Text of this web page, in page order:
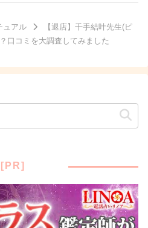
ュアル
【退店】千手結叶先生(ピ
口コミを大調査してみました
[PR]